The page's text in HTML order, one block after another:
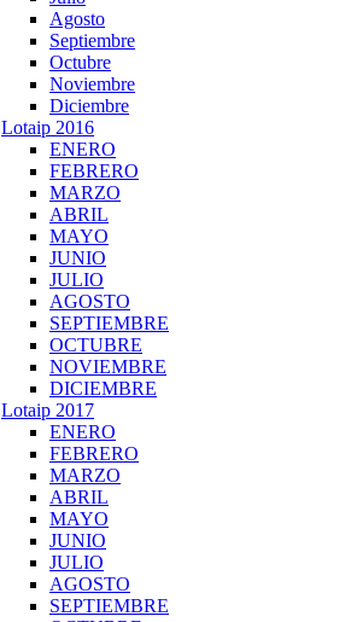
Agosto
Septiembre
Octubre
Noviembre
Diciembre
Lotaip 2016
ENERO
FEBRERO
MARZO
ABRIL
MAYO
JUNIO
JULIO
AGOSTO
SEPTIEMBRE
OCTUBRE
NOVIEMBRE
DICIEMBRE
Lotaip 2017
ENERO
FEBRERO
MARZO
ABRIL
MAYO
JUNIO
JULIO
AGOSTO
SEPTIEMBRE